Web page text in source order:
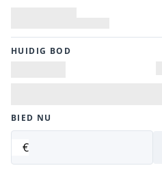
HUIDIG ​​BOD
BIED NU
€